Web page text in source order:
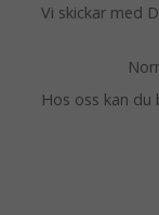
Vi skickar med
Hos oss kan